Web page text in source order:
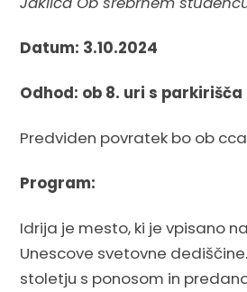
Datum: 3.10.2024
Odhod: ob 8. uri s
Predviden povratek bo ob cca
Program:
Idrija je mesto, ki je vpisano
Unescove svetovne
stoletju s ponosom in